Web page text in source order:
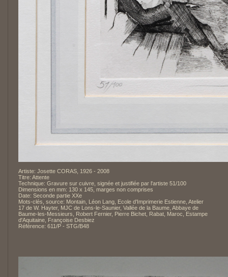
Artiste: Josette CORAS, 1926 - 2008
Titre: Attente
Technique: Gravure sur cuivre, signée et justifiée par l'artiste 51/100
Dimensions en mm: 130 x 145, marges non comprises
Date: Seconde partie XXe
Mots-clés, source: Montain, Léon Lang, Ecole d'Imprimerie Estienne, Atelier
17 de W. Hayter, MJC de Lons-le-Saunier, Vallée de la Baume, Abbaye de
Baume-les-Messieurs, Robert Fernier, Pierre Bichet, Rabat, Maroc, Estampe
d'Aquitaine, Françoise Desbiez
Référence: 611/P - STG/B48